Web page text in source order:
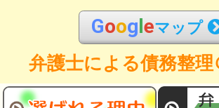
Goog eマップ
弁護士による債務整理